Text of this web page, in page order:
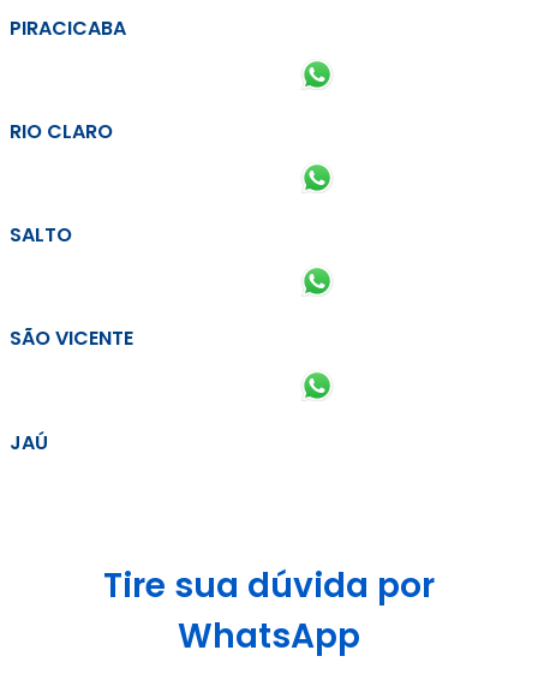
PIRACICABA
RIO CLARO
SALTO
SÃO VICENTE
JAÚ
Tire sua dúvida por
WhatsApp